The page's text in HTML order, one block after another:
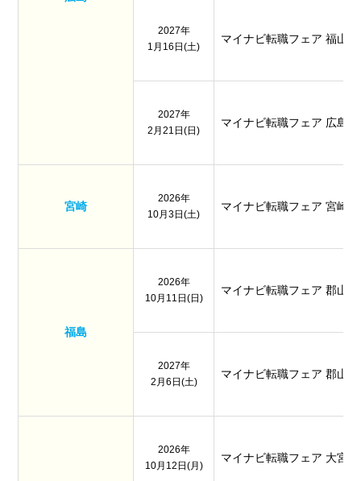
2027年
1月16日(土)
マイナビ転職フェア 福山
2027年
2月21日(日)
マイナビ転職フェア 広島
宮崎
2026年
10月3日(土)
マイナビ転職フェア 宮崎
福島
2026年
10月11日(日)
マイナビ転職フェア 郡山
2027年
2月6日(土)
マイナビ転職フェア 郡山
2026年
10月12日(月)
マイナビ転職フェア 大宮